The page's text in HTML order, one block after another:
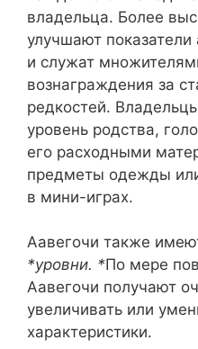
владельца. Более
улучшают
и служат
вознаграждения за
редкостей.
уровень родства,
его расходными
предметы одежды
в мини-играх.
Аавегочи также
*уровни. *По мере
Аавегочи получают
увеличивать или
характеристики.